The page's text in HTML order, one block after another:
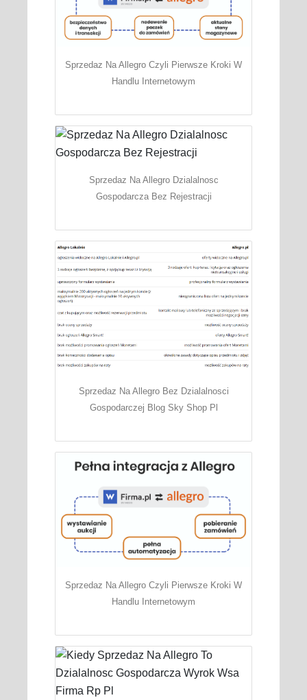
Sprzedaz Na Allegro Czyli Pierwsze Kroki W
Handlu Internetowym
Sprzedaz Na Allegro Dzialalnosc
Gospodarcza Bez Rejestracji
Sprzedaz Na Allegro Bez Dzialalnosci
Gospodarczej Blog Sky Shop Pl
Sprzedaz Na Allegro Czyli Pierwsze Kroki W
Handlu Internetowym